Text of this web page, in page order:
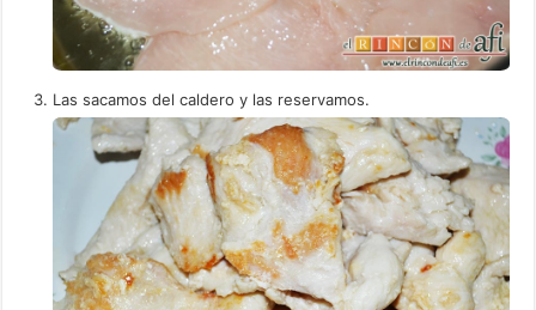
Las sacamos del caldero y las reservamos.